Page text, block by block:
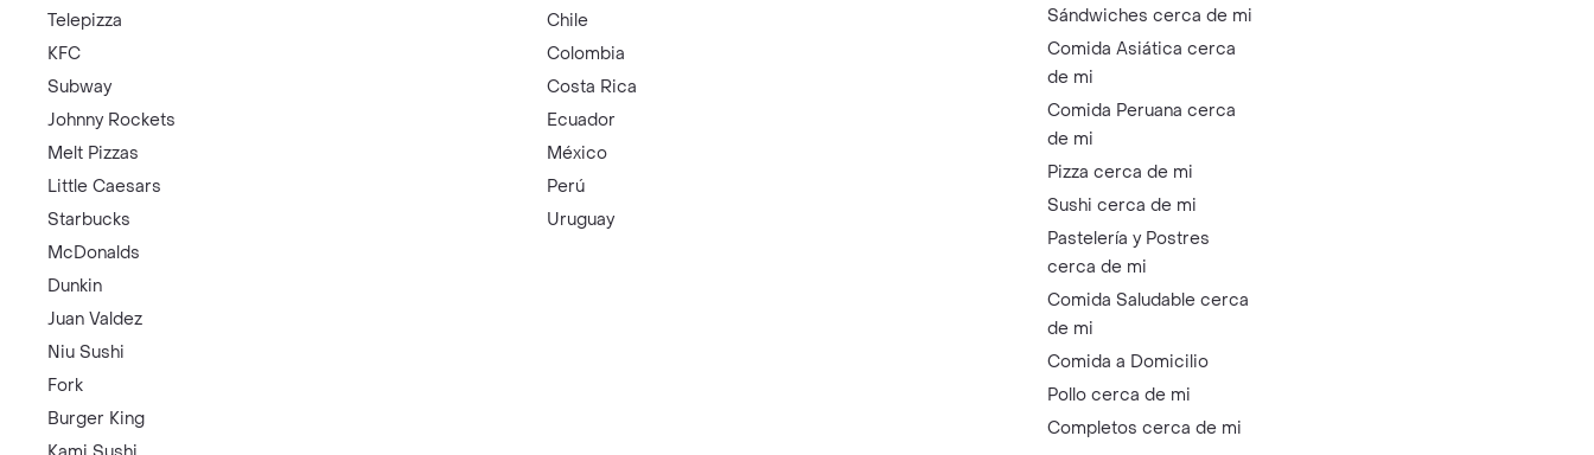
Telepizza
KFC
Subway
Johnny Rockets
Melt Pizzas
Little Caesars
Starbucks
McDonalds
Dunkin
Juan Valdez
Niu Sushi
Fork
Burger King
Chile
Colombia
Costa Rica
Ecuador
México
Perú
Uruguay
Sándwiches cerca de mi
Comida Asiática cerca
de mi
Comida Peruana cerca
de mi
Pizza cerca de mi
Sushi cerca de mi
Pastelería y Postres
cerca de mi
Comida Saludable cerca
de mi
Comida a Domicilio
Pollo cerca de mi
Completos cerca de mi